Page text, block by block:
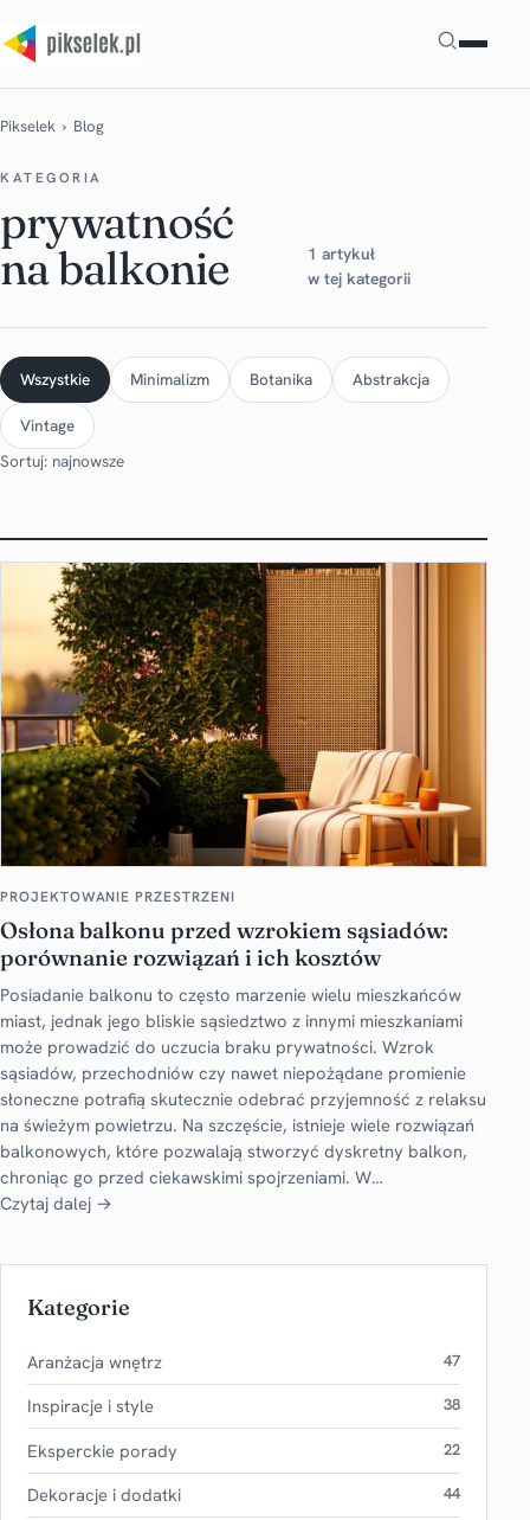
Szukaj
Pikselek › Blog
KATEGORIA
prywatność
na balkonie
1 artykuł
w tej kategorii
Wszystkie Minimalizm Botanika Abstrakcja
Vintage
Sortuj: najnowsze
PROJEKTOWANIE PRZESTRZENI
Osłona balkonu przed wzrokiem sąsiadów:
porównanie rozwiązań i ich kosztów
Posiadanie balkonu to często marzenie wielu mieszkańców
miast, jednak jego bliskie sąsiedztwo z innymi mieszkaniami
może prowadzić do uczucia braku prywatności. Wzrok
sąsiadów, przechodniów czy nawet niepożądane promienie
słoneczne potrafią skutecznie odebrać przyjemność z relaksu
na świeżym powietrzu. Na szczęście, istnieje wiele rozwiązań
balkonowych, które pozwalają stworzyć dyskretny balkon,
chroniąc go przed ciekawskimi spojrzeniami. W…
Czytaj dalej →
Kategorie
Aranżacja wnętrz 47
Inspiracje i style 38
Eksperckie porady 22
Dekoracje i dodatki 44